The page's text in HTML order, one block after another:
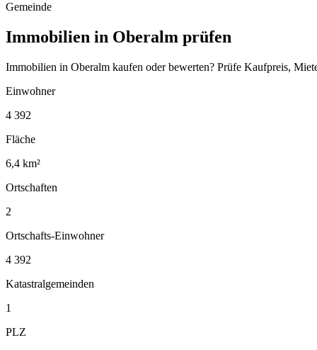
Gemeinde
Immobilien in Oberalm prüfen
Immobilien in Oberalm kaufen oder bewerten? Prüfe Kaufpreis,
Einwohner
4 392
Fläche
6,4 km²
Ortschaften
2
Ortschafts-Einwohner
4 392
Katastralgemeinden
1
PLZ